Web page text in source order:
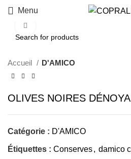
Menu
Accueil D'AMICO
OLIVES NOIRES
Catégorie : D'AMICO
Étiquettes : Conserves, damico